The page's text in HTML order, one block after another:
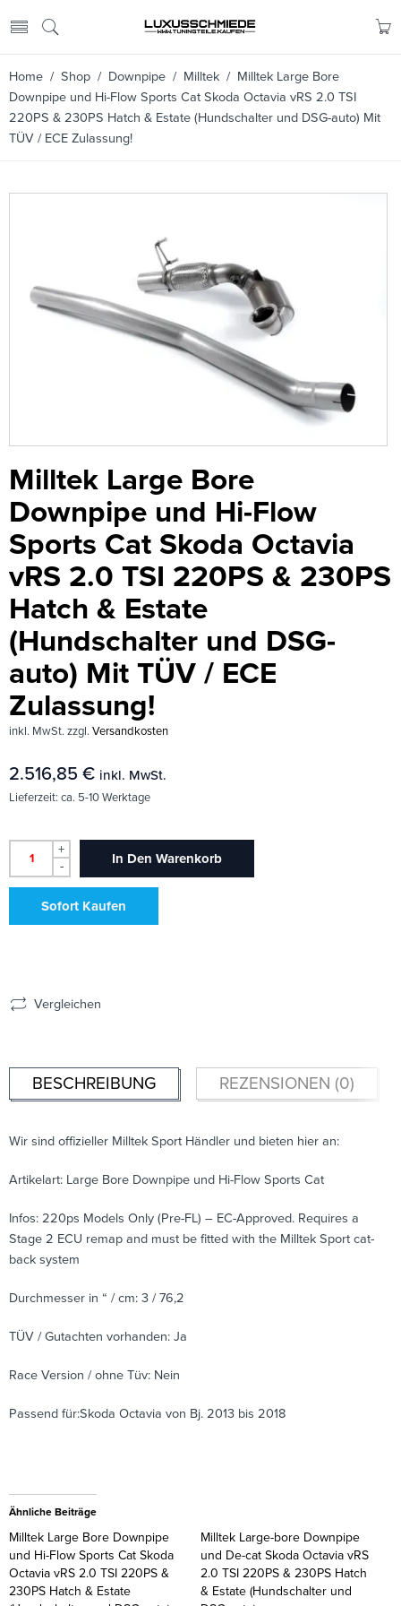
Home / Shop / Downpipe / Milltek / Milltek Large Bore
Downpipe und Hi-Flow Sports Cat Skoda Octavia vRS 2.0 TSI
220PS & 230PS Hatch & Estate (Hundschalter und DSG-auto) Mit
TÜV / ECE Zulassung!
Milltek Large Bore
Downpipe und Hi-Flow
Sports Cat Skoda Octavia
vRS 2.0 TSI 220PS & 230PS
Hatch & Estate
(Hundschalter und DSG-
auto) Mit TÜV / ECE
Zulassung!
inkl. MwSt. zzgl. Versandkosten
2.516,85 € inkl. MwSt.
Lieferzeit: ca. 5-10 Werktage
+
-
In Den Warenkorb
Sofort Kaufen
Vergleichen
BESCHREIBUNG REZENSIONEN (0)
Wir sind offizieller Milltek Sport Händler und bieten hier an:
Artikelart: Large Bore Downpipe und Hi-Flow Sports Cat
Infos: 220ps Models Only (Pre-FL) – EC-Approved. Requires a
Stage 2 ECU remap and must be fitted with the Milltek Sport cat-
back system
Durchmesser in “ / cm: 3 / 76,2
TÜV / Gutachten vorhanden: Ja
Race Version / ohne Tüv: Nein
Passend für:Skoda Octavia von Bj. 2013 bis 2018
Ähnliche Beiträge
Milltek Large Bore Downpipe
und Hi-Flow Sports Cat Skoda
Octavia vRS 2.0 TSI 220PS &
230PS Hatch & Estate
Milltek Large-bore Downpipe
und De-cat Skoda Octavia vRS
2.0 TSI 220PS & 230PS Hatch
& Estate (Hundschalter und